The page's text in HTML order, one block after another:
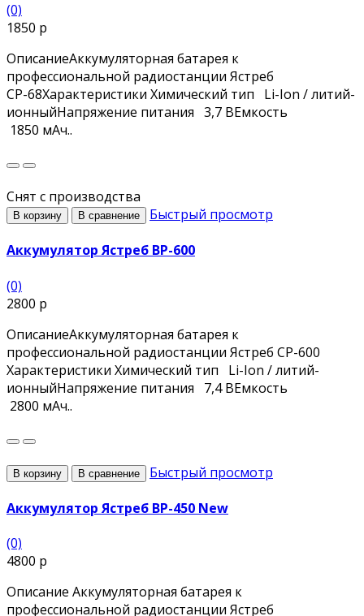
(0)
1850 р
ОписаниеАккумуляторная батарея к
профессиональной радиостанции Ястреб
СР-68Характеристики Химический тип Li-Ion / литий-
ионныйНапряжение питания 3,7 ВЕмкость
1850 мАч..
Снят с производства
В корзину В сравнение Быстрый просмотр
Аккумулятор Ястреб BP-600
(0)
2800 р
ОписаниеАккумуляторная батарея к
профессиональной радиостанции Ястреб СР-600
Характеристики Химический тип Li-Ion / литий-
ионныйНапряжение питания 7,4 ВЕмкость
2800 мАч..
В корзину В сравнение Быстрый просмотр
Аккумулятор Ястреб BP-450 New
(0)
4800 р
Описание Аккумуляторная батарея к
профессиональной радиостанции Ястреб